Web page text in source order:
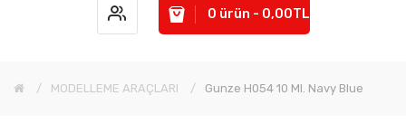
0 ürün - 0,00TL
MODELLEME ARAÇLARI Gunze H054 10 Ml. Navy Blue